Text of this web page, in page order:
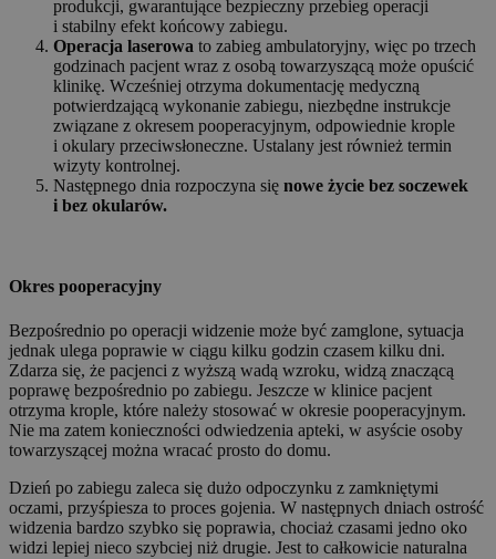
produkcji, gwarantujące bezpieczny przebieg operacji
i stabilny efekt końcowy zabiegu.
Operacja laserowa to zabieg ambulatoryjny, więc po trzech
godzinach pacjent wraz z osobą towarzyszącą może opuścić
klinikę. Wcześniej otrzyma dokumentację medyczną
potwierdzającą wykonanie zabiegu, niezbędne instrukcje
związane z okresem pooperacyjnym, odpowiednie krople
i okulary przeciwsłoneczne. Ustalany jest również termin
wizyty kontrolnej.
Następnego dnia rozpoczyna się nowe życie bez soczewek
i bez okularów.
Okres pooperacyjny
Bezpośrednio po operacji widzenie może być zamglone, sytuacja
jednak ulega poprawie w ciągu kilku godzin czasem kilku dni.
Zdarza się, że pacjenci z wyższą wadą wzroku, widzą znaczącą
poprawę bezpośrednio po zabiegu. Jeszcze w klinice pacjent
otrzyma krople, które należy stosować w okresie pooperacyjnym.
Nie ma zatem konieczności odwiedzenia apteki, w asyście osoby
towarzyszącej można wracać prosto do domu.
Dzień po zabiegu zaleca się dużo odpoczynku z zamkniętymi
oczami, przyśpiesza to proces gojenia. W następnych dniach ostrość
widzenia bardzo szybko się poprawia, chociaż czasami jedno oko
widzi lepiej nieco szybciej niż drugie. Jest to całkowicie naturalna